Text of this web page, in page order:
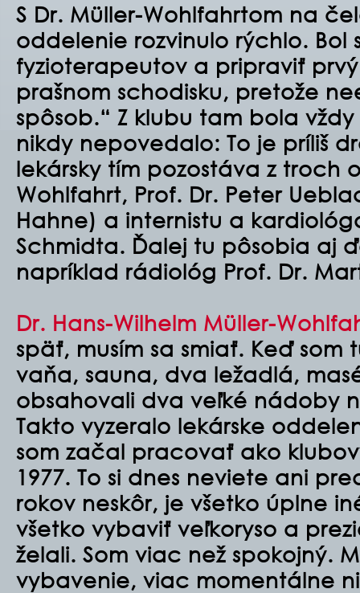
S Dr. Müller-Wohlfahrtom na
oddelenie rozvinulo rýchlo. Bol
fyzioterapeutov a pripraviť
prašnom schodisku, pretože
spôsob.“ Z klubu tam bola
nikdy nepovedalo: To je príliš
lekársky tím pozostáva z troch
Wohlfahrt, Prof. Dr. Peter
Hahne) a internistu a
Schmidta. Ďalej tu pôsobia aj
napríklad rádiológ Prof. Dr.
Dr. Hans-Wilhelm Müller-
späť, musím sa smiať. Keď som
vaňa, sauna, dva ležadlá,
obsahovali dva veľké nádoby
Takto vyzeralo lekárske
som začal pracovať ako
1977. To si dnes neviete ani
rokov neskôr, je všetko úplne
všetko vybaviť veľkoryso a
želali. Som viac než spokojný.
vybavenie, viac momentálne